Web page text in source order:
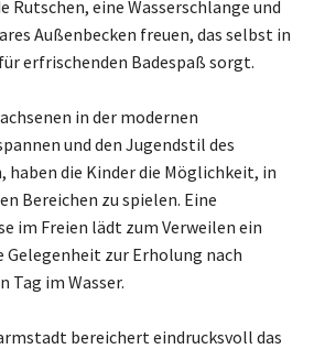
Rutschen, eine Wasserschlange und
Außenbecken freuen, das selbst in
erfrischenden Badespaß sorgt.
in der modernen
und den Jugendstil des
haben die Kinder die Möglichkeit, in
Bereichen zu spielen. Eine
im Freien lädt zum Verweilen ein
Gelegenheit zur Erholung nach
Tag im Wasser.
bereichert eindrucksvoll das